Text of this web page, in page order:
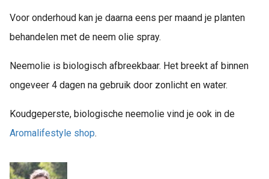
Voor onderhoud kan je daarna eens per maand je planten
behandelen met de neem olie spray.
Neemolie is biologisch afbreekbaar. Het breekt af binnen
ongeveer 4 dagen na gebruik door zonlicht en water.
Koudgeperste, biologische neemolie vind je ook in de
Aromalifestyle shop.